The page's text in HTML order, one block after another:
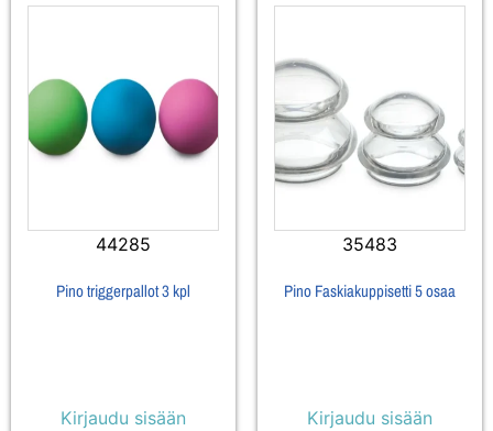
44285
Pino triggerpallot 3 kpl
Kirjaudu sisään
35483
Pino Faskiakuppisetti 5 osaa
Kirjaudu sisään